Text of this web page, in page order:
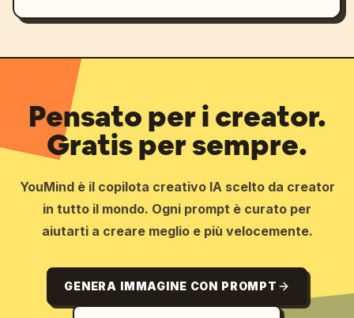
Pensato per i creator.
Gratis per sempre.
YouMind è il copilota creativo IA scelto da creator
in tutto il mondo. Ogni prompt è curato per
aiutarti a creare meglio e più velocemente.
GENERA IMMAGINE CON PROMPT